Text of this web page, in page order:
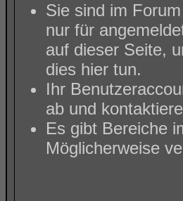
Sie sind im
nur für
auf dieser Seite,
dies hier tun.
Ihr
ab und
Es gibt Bereiche
Möglicherweise